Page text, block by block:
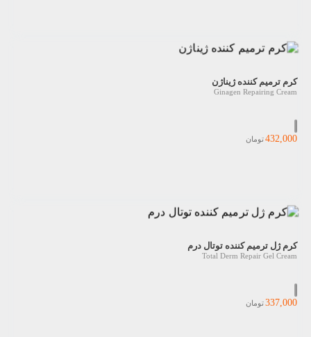
کرم ترمیم کننده ژیناژن
Ginagen Repairing Cream
432,000تومان
کرم ژل ترمیم کننده توتال درم
Total Derm Repair Gel Cream
337,000تومان